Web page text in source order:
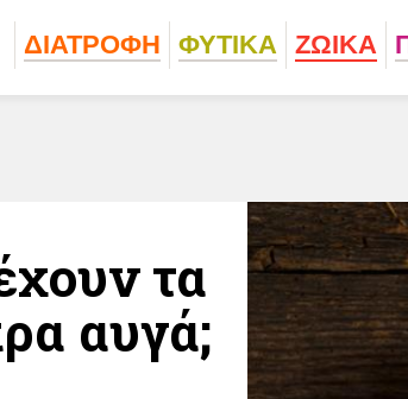
ΔΙΑΤΡΟΦΗ ΦΥΤΙΚA ΖΩΙΚA
τα
αυγά;